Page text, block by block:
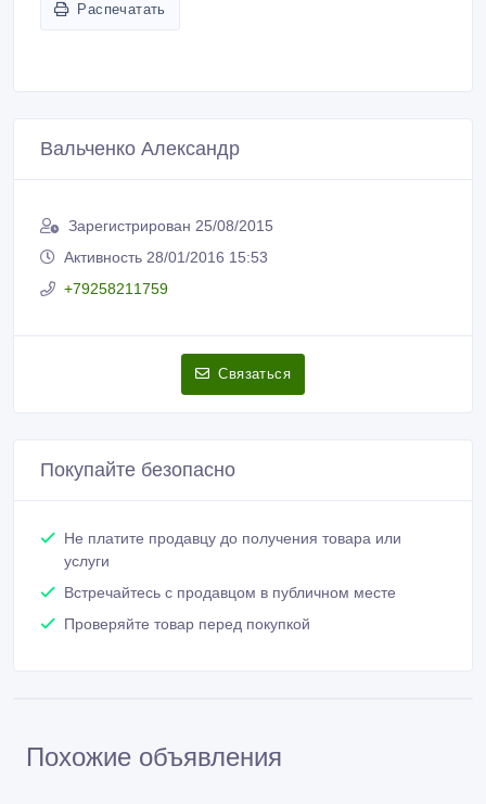
Распечатать
Вальченко Александр
Зарегистрирован 25/08/2015
Активность 28/01/2016 15:53
+79258211759
Связаться
Покупайте безопасно
Не платите продавцу до получения товара или
услуги
Встречайтесь с продавцом в публичном месте
Проверяйте товар перед покупкой
Похожие объявления